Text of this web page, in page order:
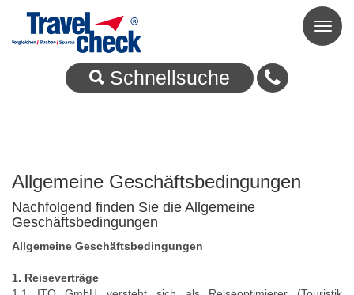
Toggle
Schnellsuche
Allgemeine Geschäftsbedingungen
Nachfolgend finden Sie die Allgemeine
Geschäftsbedingungen
Allgemeine Geschäftsbedingungen
1. Reiseverträge